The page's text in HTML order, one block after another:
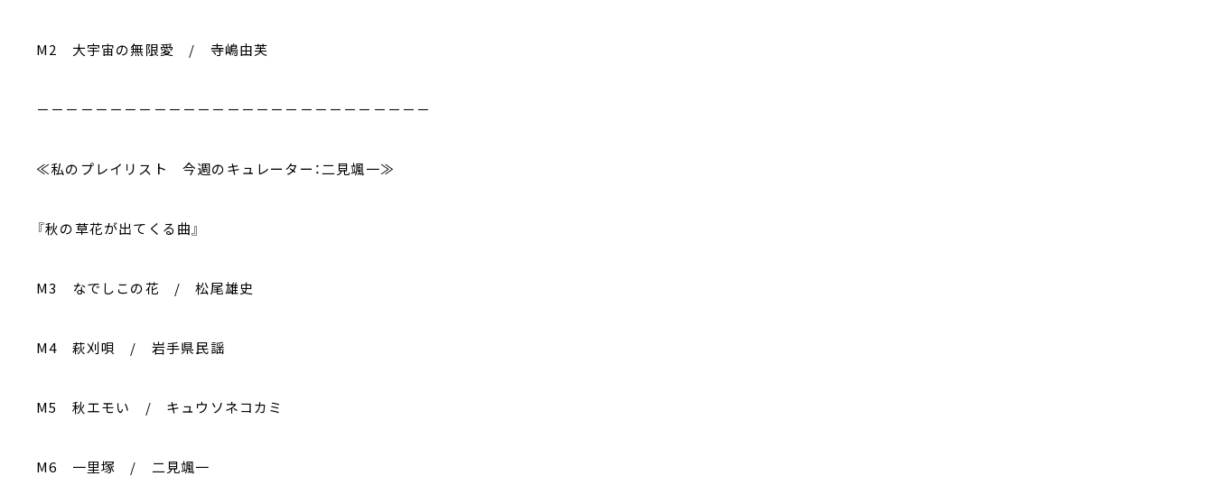
M2 大宇宙の無限愛 / 寺嶋由芙
－－－－－－－－－－－－－－－－－－－－－－－－－－－
≪私のプレイリスト 今週のキュレーター：二見颯一≫
『秋の草花が出てくる曲』
M3 なでしこの花 / 松尾雄史
M4 萩刈唄 / 岩手県民謡
M5 秋エモい / キュウソネコカミ
M6 一里塚 / 二見颯一